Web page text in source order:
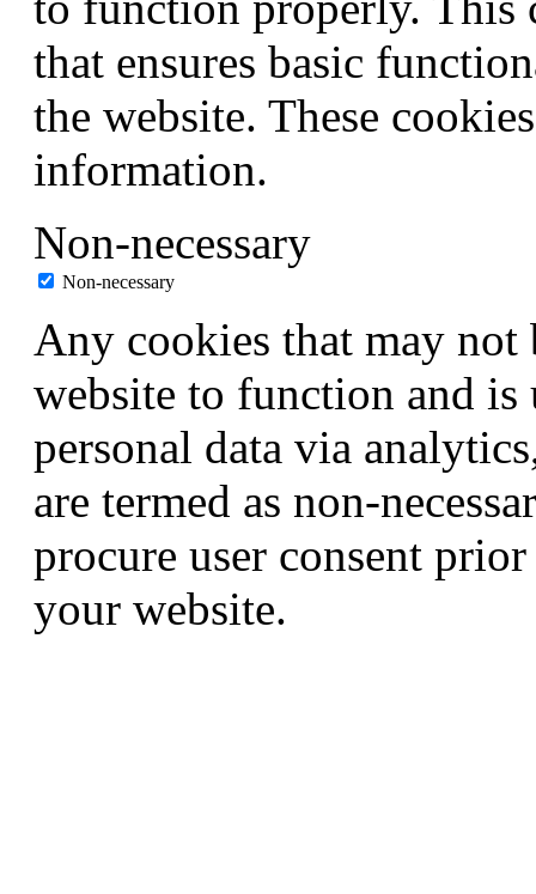
that ensures basic
the website. These
information.
Non-necessary
Non-necessary
Any cookies that may not
website to function and
personal data via
are termed as non-
procure user consent
your website.